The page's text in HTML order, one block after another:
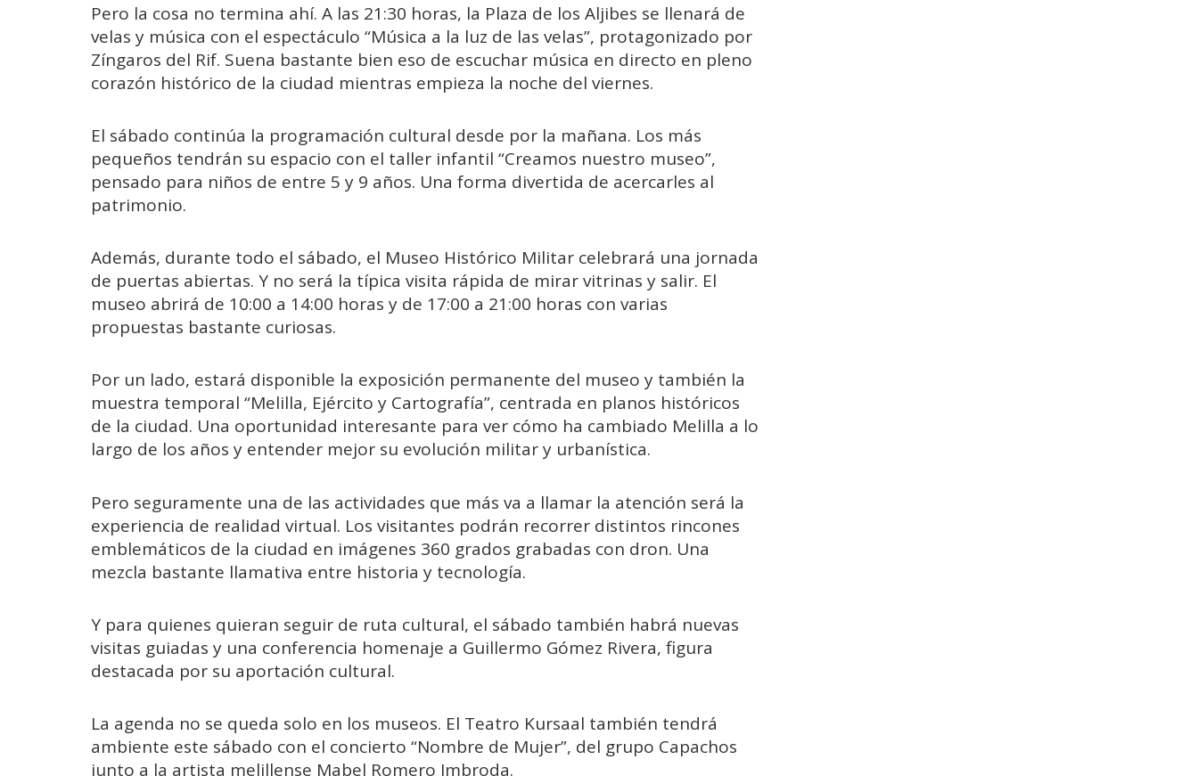
Pero la cosa no termina ahí. A las 21:30 horas, la Plaza de los Aljibes se llenará de
velas y música con el espectáculo “Música a la luz de las velas”, protagonizado por
Zíngaros del Rif. Suena bastante bien eso de escuchar música en directo en pleno
corazón histórico de la ciudad mientras empieza la noche del viernes.
El sábado continúa la programación cultural desde por la mañana. Los más
pequeños tendrán su espacio con el taller infantil “Creamos nuestro museo”,
pensado para niños de entre 5 y 9 años. Una forma divertida de acercarles al
patrimonio.
Además, durante todo el sábado, el Museo Histórico Militar celebrará una jornada
de puertas abiertas. Y no será la típica visita rápida de mirar vitrinas y salir. El
museo abrirá de 10:00 a 14:00 horas y de 17:00 a 21:00 horas con varias
propuestas bastante curiosas.
Por un lado, estará disponible la exposición permanente del museo y también la
muestra temporal “Melilla, Ejército y Cartografía”, centrada en planos históricos
de la ciudad. Una oportunidad interesante para ver cómo ha cambiado Melilla a lo
largo de los años y entender mejor su evolución militar y urbanística.
Pero seguramente una de las actividades que más va a llamar la atención será la
experiencia de realidad virtual. Los visitantes podrán recorrer distintos rincones
emblemáticos de la ciudad en imágenes 360 grados grabadas con dron. Una
mezcla bastante llamativa entre historia y tecnología.
Y para quienes quieran seguir de ruta cultural, el sábado también habrá nuevas
visitas guiadas y una conferencia homenaje a Guillermo Gómez Rivera, figura
destacada por su aportación cultural.
La agenda no se queda solo en los museos. El Teatro Kursaal también tendrá
ambiente este sábado con el concierto “Nombre de Mujer”, del grupo Capachos
junto a la artista melillense Mabel Romero Imbroda.